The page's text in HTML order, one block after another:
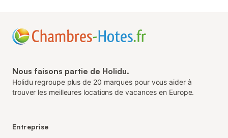
Nous faisons partie de Holidu.
Holidu regroupe plus de 20 marques pour vous aider à
trouver les meilleures locations de vacances en Europe.
Entreprise